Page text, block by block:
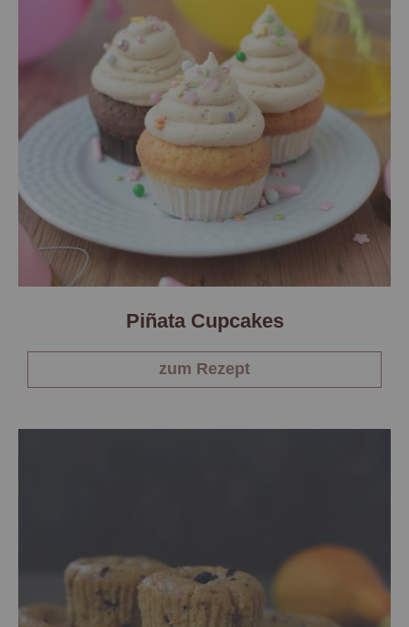
Piñata Cupcakes
zum Rezept